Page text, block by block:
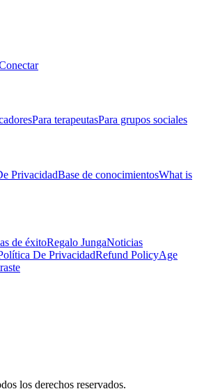
Para terapeutasPara grupos sociales
PrivacidadBase de conocimientosWhat is
de éxitoRegalo JungaNoticias
De PrivacidadRefund PolicyAge
los derechos reservados.